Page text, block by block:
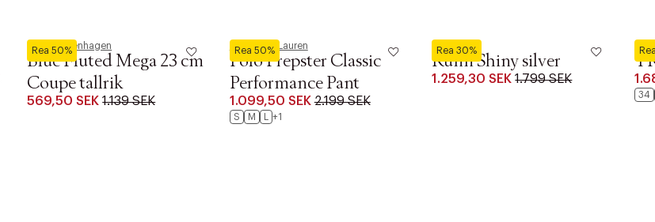
Rea 50%
Royal Copenhagen
Blue Fluted Mega 23 cm
Coupe tallrik
569,50 SEK 1.139 SEK
Rea 50%
Polo Ralph Lauren
Polo Prepster Classic
Performance Pant
1.099,50 SEK 2.199 SEK
S M +1
Rea 30%
Saddler
Runn Shiny silver
1.259,30 SEK 1.799 SEK
By
34